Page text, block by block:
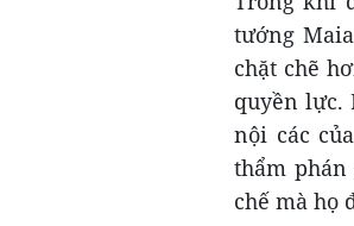
tướng
chặt chẽ
quyền lực.
nội các
thẩm phán
chế mà họ